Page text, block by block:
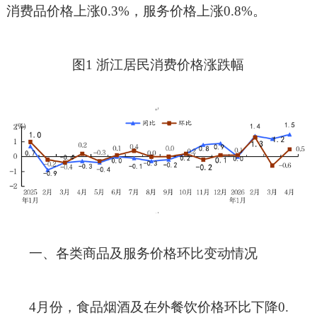
消费品价格上涨0.3%，服务价格上涨0.8%。
图1 浙江居民消费价格涨跌幅
一、各类商品及服务价格环比变动情况
4月份，食品烟酒及在外餐饮价格环比下降0.